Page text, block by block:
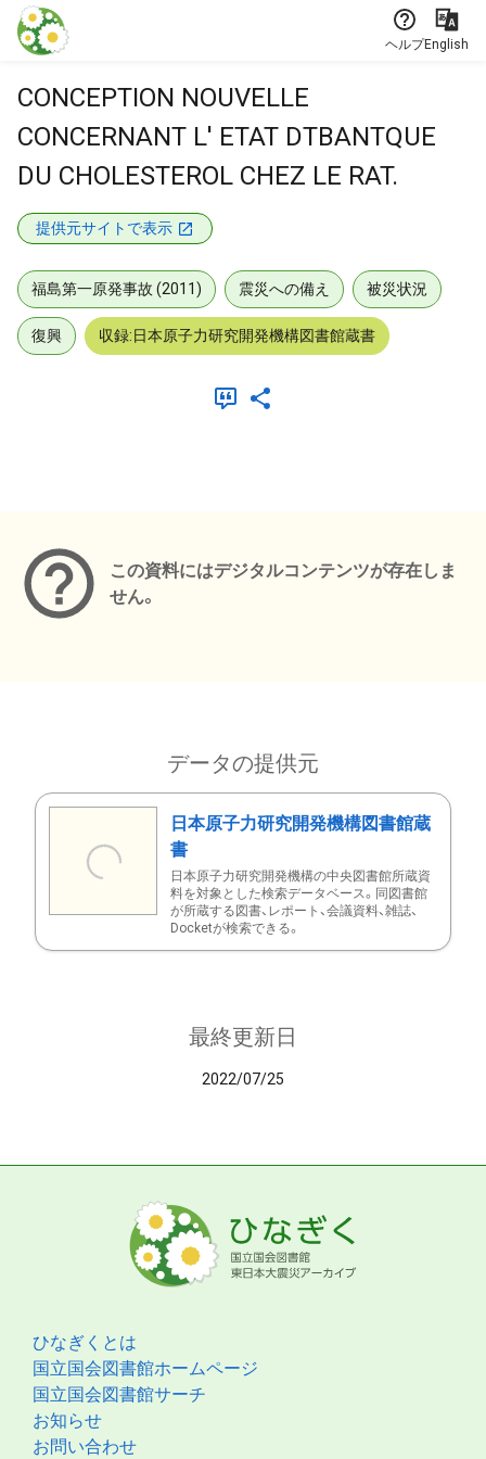
本文に飛ぶ
ヘルプEnglish
CONCEPTION NOUVELLE
CONCERNANT L' ETAT DTBANTQUE
DU CHOLESTEROL CHEZ LE RAT.
提供元サイトで表示
福島第一原発事故 (2011) 震災への備え 被災状況
復興 収録:日本原子力研究開発機構図書館蔵書
この資料にはデジタルコンテンツが存在しま
せん。
データの提供元
日本原子力研究開発機構図書館蔵
書
日本原子力研究開発機構の中央図書館所蔵資
料を対象とした検索データベース。同図書館
が所蔵する図書、レポート、会議資料、雑誌、
Docketが検索できる。
最終更新日
2022/07/25
ひなぎくとは
国立国会図書館ホームページ
国立国会図書館サーチ
お知らせ
お問い合わせ